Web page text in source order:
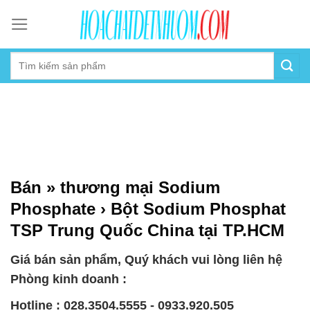
content
Bán » thương mại Sodium
Phosphate › Bột Sodium Phosphat
TSP Trung Quốc China tại TP.HCM
Giá bán sản phẩm, Quý khách vui lòng liên hệ
Phòng kinh doanh :
Hotline : 028.3504.5555 - 0933.920.505